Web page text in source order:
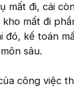
mất đi, cái
mất đi
đó, kế toán
sâu.
công việc